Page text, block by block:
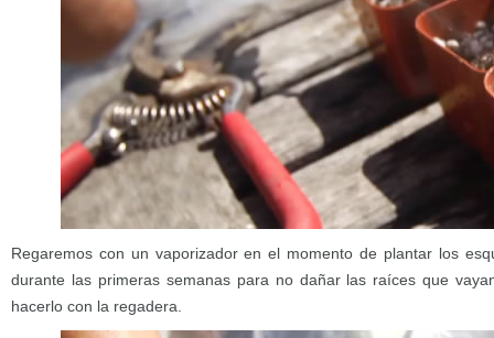
Regaremos con un vaporizador en el momento de plantar los
durante las primeras semanas para no dañar las raíces que
hacerlo con la regadera.